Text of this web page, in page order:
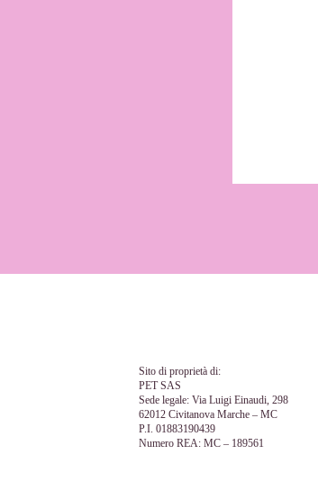
Sito di proprietà di:
PET SAS
Sede legale: Via Luigi Einaudi, 298
62012 Civitanova Marche – MC
P.I. 01883190439
Numero REA: MC – 189561